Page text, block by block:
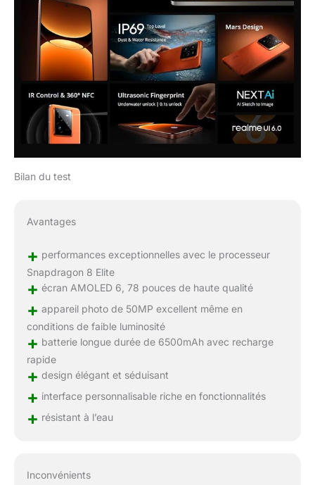
Bilan du test
Avantages
+ performances exceptionnelles avec le processeur
Snapdragon 8 Elite
+ écran AMOLED 6, 78 pouces de haute qualité
+ appareil photo de 50MP excellent même en
conditions de faible luminosité
+ batterie longue durée de 6500mAh avec recharge
rapide
+ design élégant et séduisant
+ interface personnalisable riche en fonctionnalités
+ résistant à l’eau
Inconvénients